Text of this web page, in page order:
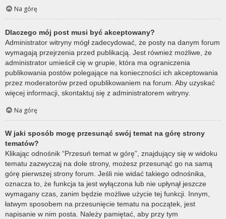
Na górę
Dlaczego mój post musi być akceptowany?
Administrator witryny mógł zadecydować, że posty na danym forum
wymagają przejrzenia przed publikacją. Jest również możliwe, że
administrator umieścił cię w grupie, która ma ograniczenia
publikowania postów polegające na konieczności ich akceptowania
przez moderatorów przed opublikowaniem na forum. Aby uzyskać
więcej informacji, skontaktuj się z administratorem witryny.
Na górę
W jaki sposób mogę przesunąć swój temat na górę strony
tematów?
Klikając odnośnik “Przesuń temat w górę”, znajdujący się w widoku
tematu zazwyczaj na dole strony, możesz przesunąć go na samą
górę pierwszej strony forum. Jeśli nie widać takiego odnośnika,
oznacza to, że funkcja ta jest wyłączona lub nie upłynął jeszcze
wymagany czas, zanim będzie możliwe użycie tej funkcji. Innym,
łatwym sposobem na przesunięcie tematu na początek, jest
napisanie w nim posta. Należy pamiętać, aby przy tym